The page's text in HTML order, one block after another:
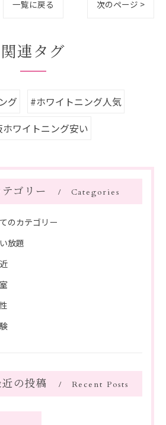
一覧に戻る 次のページ >
関連タグ
グ
#ホワイトニング人気
ワイトニング安い
テゴリー Categories
のカテゴリー
放題
の投稿 Recent Posts